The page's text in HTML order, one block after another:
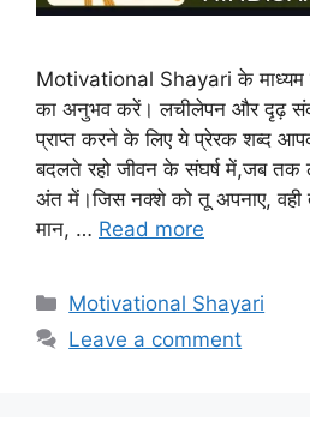
Motivational Shayari के माध्यम
का अनुभव करें। लचीलेपन और दृढ़
प्राप्त करने के लिए ये प्रेरक शब्द
बदलते रहो जीवन के संघर्ष में,जब तक
अंत में।जिस नक्शे को तू अपनाए, वही
मान, … Read more
Categories
Motivational Shayari
Leave a comment